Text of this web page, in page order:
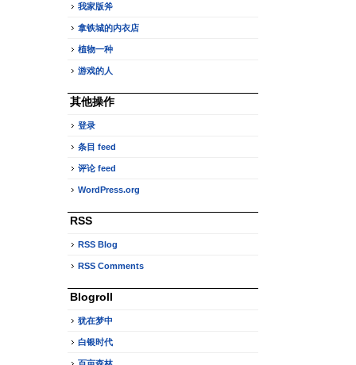
我家版斧
拿铁城的内衣店
植物一种
游戏的人
其他操作
登录
条目 feed
评论 feed
WordPress.org
RSS
RSS Blog
RSS Comments
Blogroll
犹在梦中
白银时代